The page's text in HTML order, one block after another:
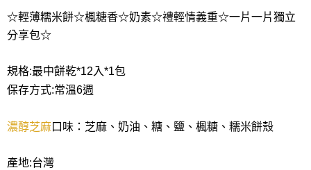
☆輕薄糯米餅☆楓糖香☆奶素☆禮輕情義重☆一片一片獨立
分享包☆
規格:最中餅乾*12入*1包
保存方式:常溫6週
濃醇芝麻口味：芝麻、奶油、糖、鹽、楓糖、糯米餅殼
產地:台灣